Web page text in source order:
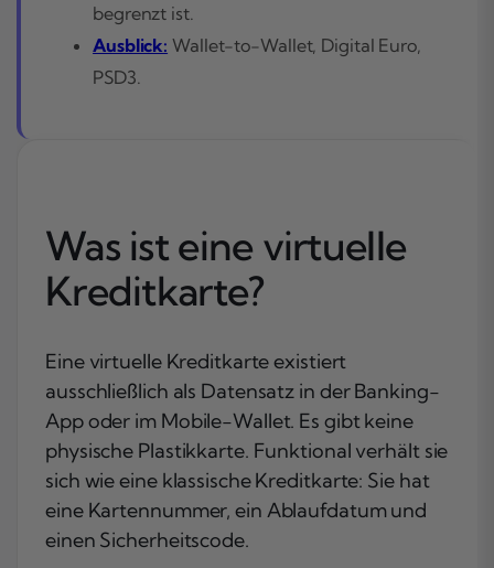
begrenzt ist.
Ausblick: Wallet-to-Wallet, Digital Euro,
PSD3.
Was ist eine virtuelle
Kreditkarte?
Eine virtuelle Kreditkarte existiert
ausschließlich als Datensatz in der Banking-
App oder im Mobile-Wallet. Es gibt keine
physische Plastikkarte. Funktional verhält sie
sich wie eine klassische Kreditkarte: Sie hat
eine Kartennummer, ein Ablaufdatum und
einen Sicherheitscode.